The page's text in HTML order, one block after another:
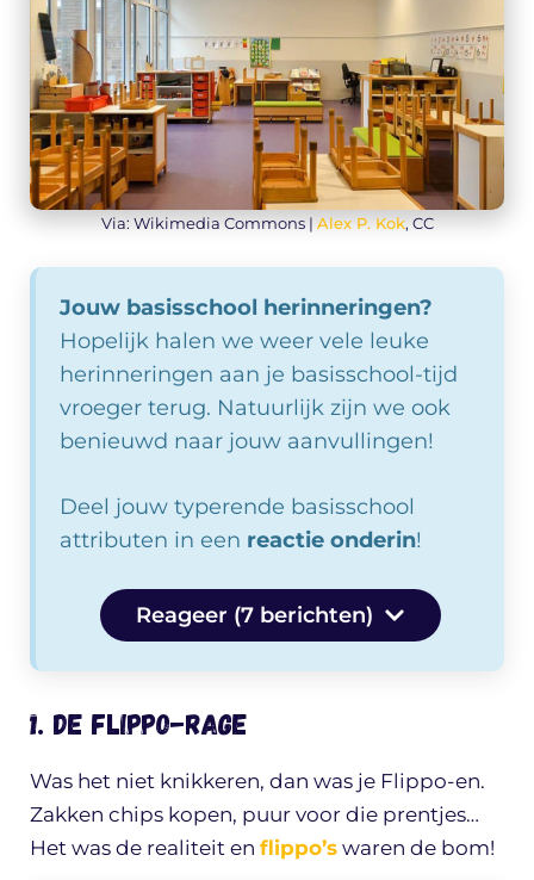
Via: Wikimedia Commons | Alex P. Kok, CC
Jouw basisschool herinneringen?
Hopelijk halen we weer vele leuke
herinneringen aan je basisschool-tijd
vroeger terug. Natuurlijk zijn we ook
benieuwd naar jouw aanvullingen!
Deel jouw typerende basisschool
attributen in een reactie onderin!
Reageer (7 berichten)
1. De Flippo-rage
Was het niet knikkeren, dan was je Flippo-en.
Zakken chips kopen, puur voor die prentjes…
Het was de realiteit en flippo’s waren de bom!